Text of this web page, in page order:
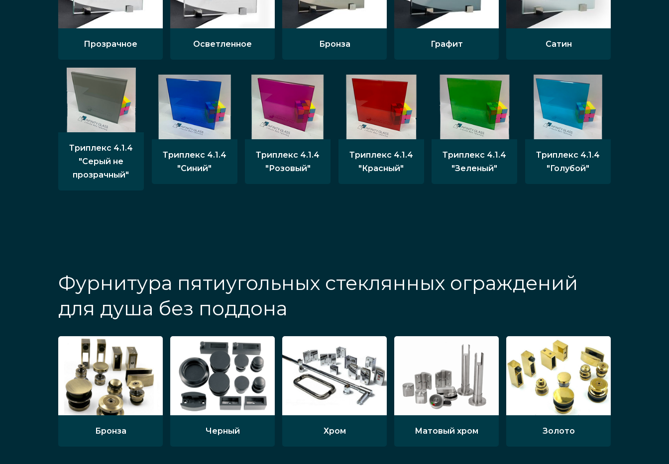
Прозрачное Осветленное Бронза Графит Сатин
Триплекс 4.1.4
"Серый не
прозрачный"
Триплекс 4.1.4
"Синий"
Триплекс 4.1.4
"Розовый"
Триплекс 4.1.4
"Красный"
Триплекс 4.1.4
"Зеленый"
Триплекс 4.1.4
"Голубой"
Фурнитура пятиугольных стеклянных ограждений
для душа без поддона
Бронза Черный Хром Матовый хром Золото